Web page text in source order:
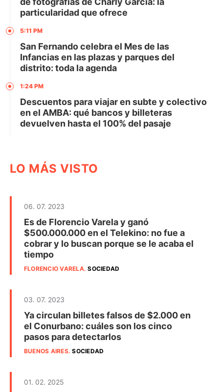
particularidad que ofrece
5:11 PM
San Fernando celebra el Mes de las
Infancias en las plazas y parques del
distrito: toda la agenda
1:24 PM
Descuentos para viajar en subte y colectivo
en el AMBA: qué bancos y billeteras
devuelven hasta el 100% del pasaje
LO MÁS VISTO
06. 07. 2023
Es de Florencio Varela y ganó
$500.000.000 en el Telekino: no fue a
cobrar y lo buscan porque se le acaba el
tiempo
FLORENCIO VARELA.SOCIEDAD
03. 07. 2023
Ya circulan billetes falsos de $2.000 en
el Conurbano: cuáles son los cinco
pasos para detectarlos
BUENOS AIRES.SOCIEDAD
01. 02. 2025